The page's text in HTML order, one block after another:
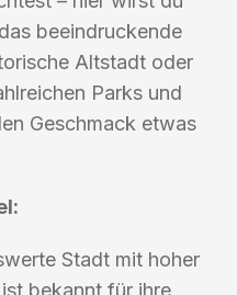
beeindruckende
Altstadt oder
Parks und
Geschmack etwas
Stadt mit hoher
bekannt für ihre